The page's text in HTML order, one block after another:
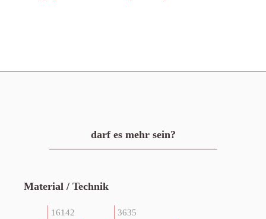
darf es mehr sein?
Material / Technik
16142 3635